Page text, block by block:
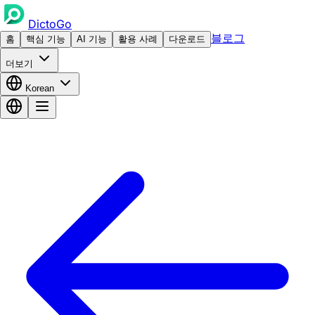
DictoGo
홈 핵심 기능 AI 기능 활용 사례 다운로드 블로그
더보기
Korean